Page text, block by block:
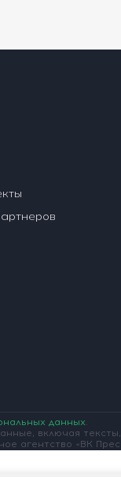
данных.
включая
агентство «ВК